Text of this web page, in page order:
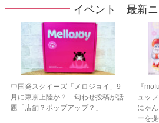
イベント 最新ニ
中国発スクイーズ「メロジョイ」9
月に東京上陸か？ 匂わせ投稿が話
題「店舗？ポップアップ？」
『
ュッ
にゃ
ーを